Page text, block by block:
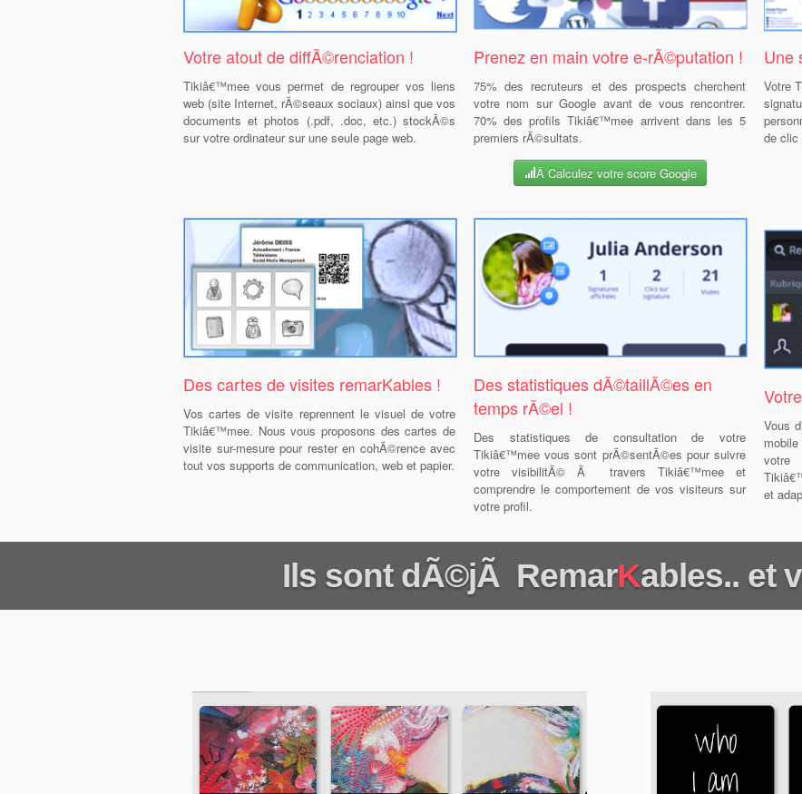
Votre atout de diffÃ©renciation !
Tikiâ€™mee vous permet de regrouper vos liens
web (site Internet, rÃ©seaux sociaux) ainsi que vos
documents et photos (.pdf, .doc, etc.) stockÃ©s
sur votre ordinateur sur une seule page web.
Prenez en main votre e-rÃ©putation !
75% des recruteurs et des prospects cherchent
votre nom sur Google avant de vous rencontrer.
70% des profils Tikiâ€™mee arrivent dans les 5
premiers rÃ©sultats.
Â Calculez votre score Google
Une
Votre
de clic
Des cartes de visites remarKables !
Vos cartes de visite reprennent le visuel de votre
Tikiâ€™mee. Nous vous proposons des cartes de
visite sur-mesure pour rester en cohÃ©rence avec
tout vos supports de communication, web et papier.
Des statistiques dÃ©taillÃ©es en
temps rÃ©el !
Des statistiques de consultation de votre
Tikiâ€™mee vous sont prÃ©sentÃ©es pour suivre
votre visibilitÃ© Ã travers Tikiâ€™mee et
comprendre le comportement de vos visiteurs sur
votre profil.
Vous
votre
et
Ils sont dÃ©jÃ RemarKables.. et